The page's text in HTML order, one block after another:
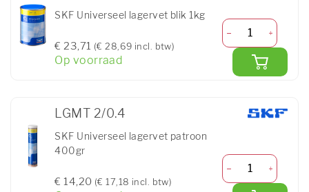
SKF Universeel lagervet blik 1kg
€ 23,71 (€ 28,69 incl. btw)
Op voorraad
LGMT 2/0.4
SKF Universeel lagervet patroon
400gr
€ 14,20 (€ 17,18 incl. btw)